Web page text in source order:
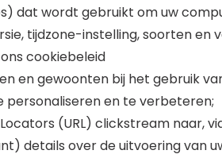
dat wordt gebruikt om uw
tijdzone-instelling, soorten en
cookiebeleid
en gewoonten bij het gebruik
personaliseren en te verbeteren;
(URL) clickstream naar,
details over de uitvoering van